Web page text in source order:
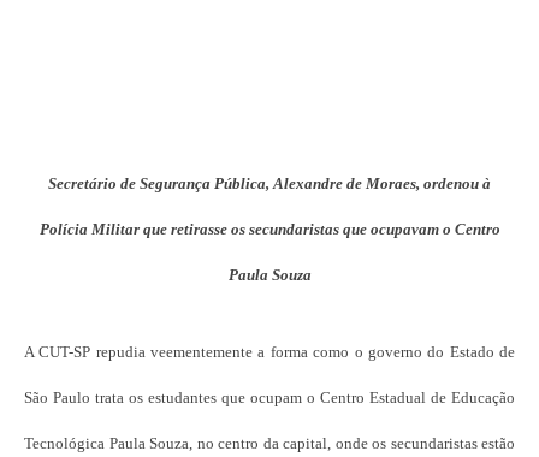
Secretário de Segurança Pública, Alexandre de Moraes, ordenou à
Polícia Militar que retirasse os secundaristas que ocupavam o Centro
Paula Souza
A CUT-SP repudia veementemente a forma como o governo do Estado de
São Paulo trata os estudantes que ocupam o Centro Estadual de Educação
Tecnológica Paula Souza, no centro da capital, onde os secundaristas estão